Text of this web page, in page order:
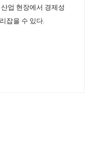
업 현장에서 경제성
잡을 수 있다.